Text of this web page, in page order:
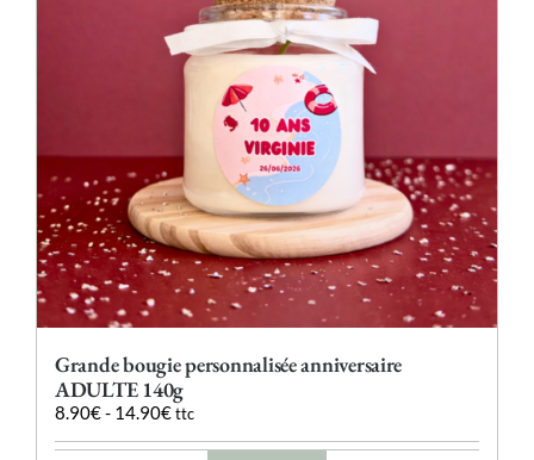
choisies
sur
la
page
du
produit
Grande bougie personnalisée anniversaire
ADULTE 140g
8.90€- 14.90€ ttc